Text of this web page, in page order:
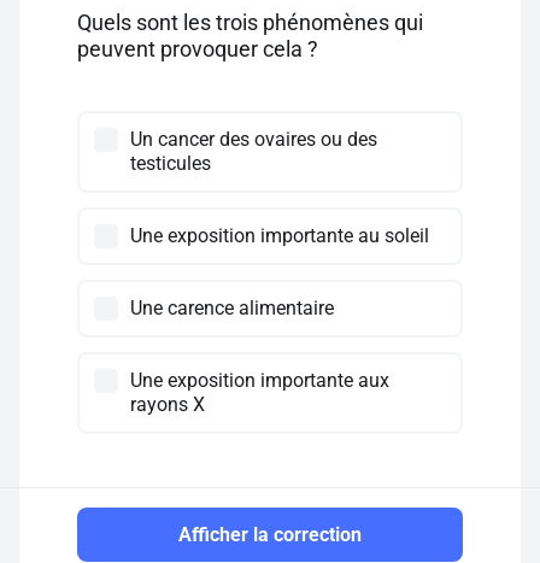
Quels sont les trois phénomènes qui
peuvent provoquer cela ?
Un cancer des ovaires ou des
testicules
Une exposition importante au soleil
Une carence alimentaire
Une exposition importante aux
rayons X
Afficher la correction